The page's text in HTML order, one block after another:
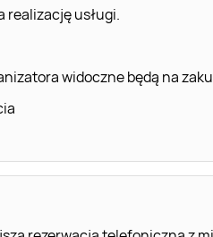
realizację usługi.
widoczne będą na